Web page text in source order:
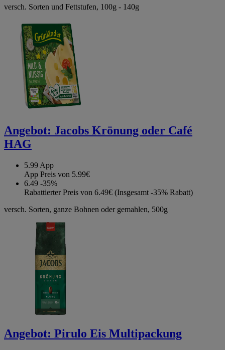
versch. Sorten und Fettstufen, 100g - 140g
Angebot: Jacobs Krönung oder Café
HAG
5.99 App
App Preis von 5.99€
6.49 -35%
Rabattierter Preis von 6.49€ (Insgesamt -35% Rabatt)
versch. Sorten, ganze Bohnen oder gemahlen, 500g
Angebot: Pirulo Eis Multipackung